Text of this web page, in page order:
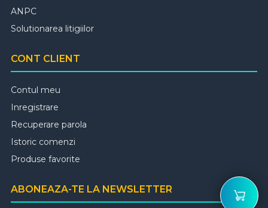
ANPC
Solutionarea litigiilor
CONT CLIENT
Contul meu
Inregistrare
Recuperare parola
Istoric comenzi
Produse favorite
ABONEAZA-TE LA NEWSLETTER